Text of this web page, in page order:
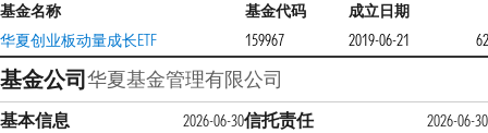
基金名称 基金代码
成立日期
华夏创业板动量成长ETF
159967 2019-06-21
基金公司华夏基金管理有限公司
基本信息 2026-06-30信托责任 2026-06-30